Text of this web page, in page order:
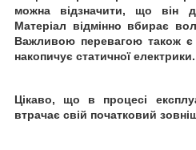
можна відзначити, що він
Матеріал відмінно вбирає
Важливою перевагою також
накопичує статичної електрики.
Цікаво, що в процесі
втрачає свій початковий